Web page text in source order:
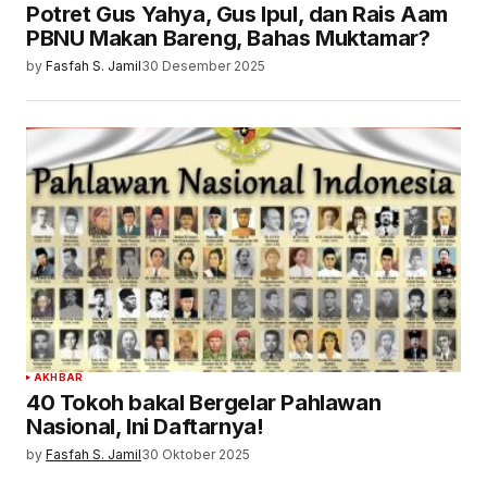
Potret Gus Yahya, Gus Ipul, dan Rais Aam
PBNU Makan Bareng, Bahas Muktamar?
by Fasfah S. Jamil30 Desember 2025
AKHBAR
40 Tokoh bakal Bergelar Pahlawan
Nasional, Ini Daftarnya!
by Fasfah S. Jamil30 Oktober 2025